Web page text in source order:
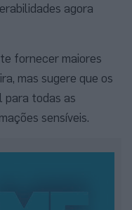
agora
fornecer maiores
mas sugere que os
para todas as
sensíveis.